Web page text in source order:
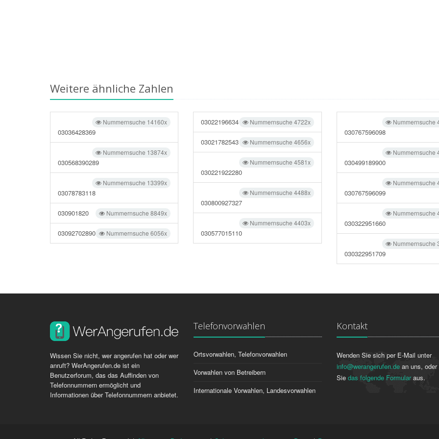
Weitere ähnliche Zahlen
Nummernsuche 14160x
03036428369
Nummernsuche 13874x
030568390289
Nummernsuche 13399x
03078783118
Nummernsuche 8849x
030901820
Nummernsuche 6056x
03092702890
Nummernsuche 4722x
03022196634
Nummernsuche 4656x
03021782543
Nummernsuche 4581x
030221922280
Nummernsuche 4488x
030800927327
Nummernsuche 4403x
030577015110
Nummernsuche
030767596098
Nummernsuche
030499189900
Nummernsuche
030767596099
Nummernsuche
030322951660
Nummernsuche
030322951709
Wissen Sie nicht, wer angerufen hat oder wer
anruft? WerAngerufen.de ist ein
Benutzerforum, das das Auffinden von
Telefonnummern ermöglicht und
Informationen über Telefonnummern anbietet.
Telefonvorwahlen
Ortsvorwahlen, Telefonvorwahlen
Vorwahlen von Betreibern
Internationale Vorwahlen, Landesvorwahlen
Kontakt
Wenden Sie sich per E-Mail unter
info@werangerufen.de an uns, oder
Sie das folgende Formularaus.